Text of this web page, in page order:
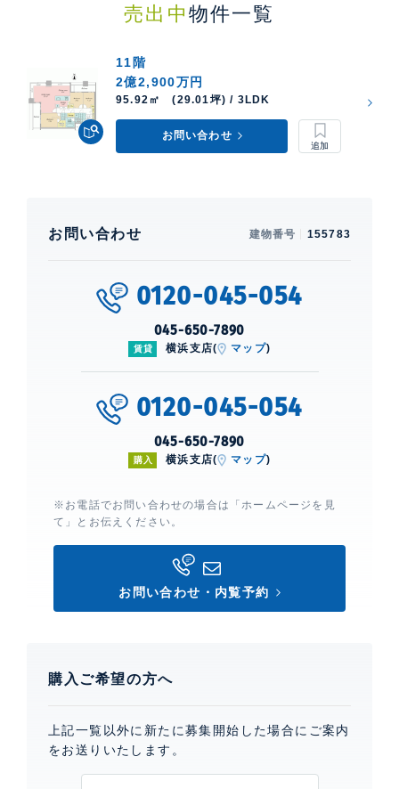
売出中 物件一覧
11階
2億2,900万円
95.92㎡ (29.01坪) / 3LDK
お問い合わせ
お問い合わせ 建物番号 155783
0120-045-054
045-650-7890
賃貸 横浜支店( マップ)
0120-045-054
045-650-7890
購入 横浜支店( マップ)
※お電話でお問い合わせの場合は「ホームページを見
て」とお伝えください。
お問い合わせ・内覧予約
購入ご希望の方へ
上記一覧以外に新たに募集開始した場合にご案内
をお送りいたします。